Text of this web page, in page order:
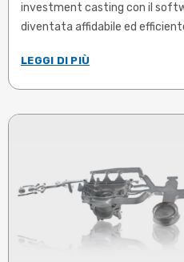
investment casting con il
diventata affidabile ed
motori a reazione.
LEGGI DI PIÙ